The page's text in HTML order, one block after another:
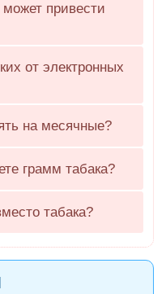
привести
от электронных
на месячные?
грамм табака?
табака?